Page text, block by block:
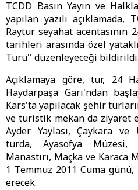
TCDD Basın Yayın ve
yapılan yazılı açıklamada,
Raytur seyahat acentasının
tarihleri arasında özel
Turu'' düzenleyeceği bildirildi.
Açıklamaya göre, tur, 24
Haydarpaşa Garı'ndan
Kars'ta yapılacak şehir
ve turistik mekan da ziyaret
Ayder Yaylası, Çaykara
turda, Ayasofya Müzesi,
Manastırı, Maçka ve Karaca
1 Temmuz 2011 Cuma
erecek.